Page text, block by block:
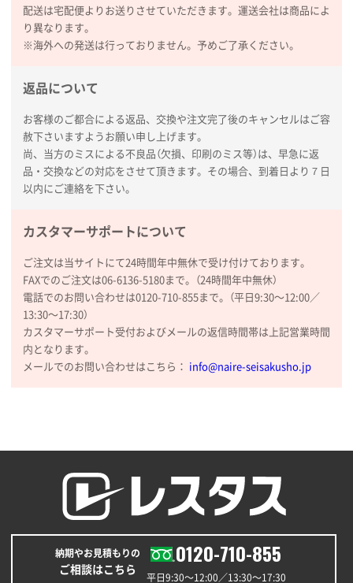
毎年注文しており、信頼できるから。出来上がりも満
足している。
2026年01月26日 15:45
印刷範囲が広かったから、取扱商品
新潟県R社様
ワンポイントポリ袋 A4サイズ
1000枚
2026年01月16日 10:53
かったため
山口県P社様
【トートバッグ・エコバッグ】特別ご注文ページ
希望の商品の取り扱いがあったので
福島県W社様
A4バインダー(2ツ折)
300枚
2025年12月24日 14:43
以前の注文も含め価格と品質
配送は宅配便よりお送りさせていただきます。運送会社は商品によ
り異なります。
※海外への発送は行っておりません。予めご了承ください。
返品について
お客様のご都合による返品、交換や注文完了後のキャンセルはご容
赦下さいますようお願い申し上げます。
尚、当方のミスによる不良品（欠損、印刷のミス等）は、早急に返
品・交換などの対応をさせて頂きます。その場合、到着日より７日
以内にご連絡を下さい。
カスタマーサポートについて
ご注文は当サイトにて24時間年中無休で受け付けております。
FAXでのご注文は06-6136-5180まで。（24時間年中無休）
電話でのお問い合わせは0120-710-855まで。（平日9:30〜12:00／
13:30〜17:30）
カスタマーサポート受付およびメールの返信時間帯は上記営業時間
内となります。
メールでのお問い合わせはこちら： info@naire-seisakusho.jp
納期やお見積もりの
ご相談はこちら
0120-710-855
平日9:30〜12:00／13:30〜17:30